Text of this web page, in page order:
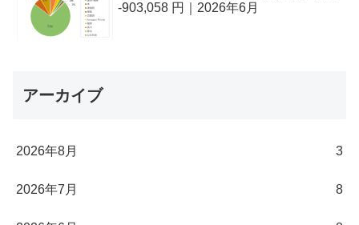
-903,058 円｜2026年6月
アーカイブ
2026年8月 3
2026年7月 8